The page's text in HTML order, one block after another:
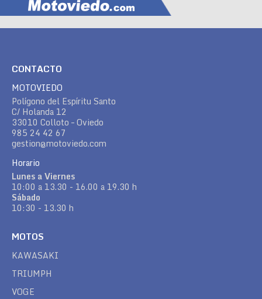
CONTACTO
MOTOVIEDO
Polígono del Espíritu Santo
C/ Holanda 12
33010 Colloto – Oviedo
985 24 42 67
gestion@motoviedo.com
Horario
Lunes a Viernes
10:00 a 13.30 - 16.00 a 19.30 h
Sábado
10:30 - 13.30 h
MOTOS
KAWASAKI
TRIUMPH
VOGE